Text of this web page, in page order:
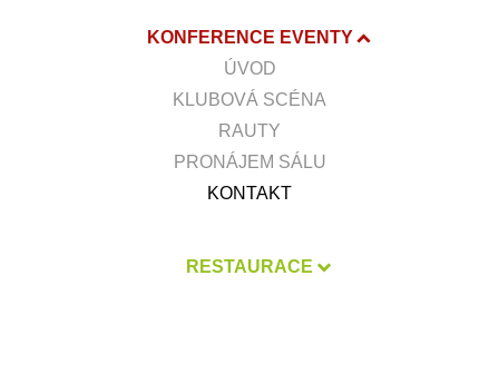
KONFERENCE EVENTY
ÚVOD
KLUBOVÁ SCÉNA
RAUTY
PRONÁJEM SÁLU
KONTAKT
RESTAURACE